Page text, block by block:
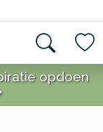
opdoen